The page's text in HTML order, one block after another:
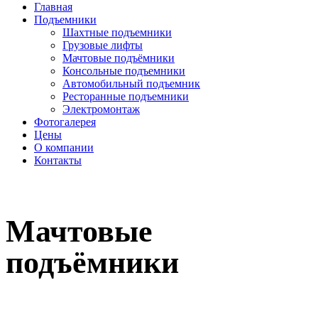
Главная
Подъемники
Шахтные подъемники
Грузовые лифты
Мачтовые подъёмники
Консольные подъемники
Автомобильный подъемник
Ресторанные подъемники
Электромонтаж
Фотогалерея
Цены
О компании
Контакты
Мачтовые
подъёмники